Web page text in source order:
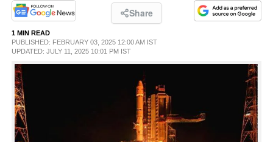
SPIRITUAL
INFO+
Share
1 MIN READ
PUBLISHED: FEBRUARY 03, 2025 12:00 AM IST
UPDATED: JULY 11, 2025 10:01 PM IST